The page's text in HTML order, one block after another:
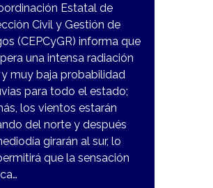
Estatal de
Civil y Gestión de
(CEPCyGR) informa que
una intensa radiación
muy baja probabilidad
para todo el estado;
los vientos estarán
del norte y después
girarán al sur, lo
que la sensación